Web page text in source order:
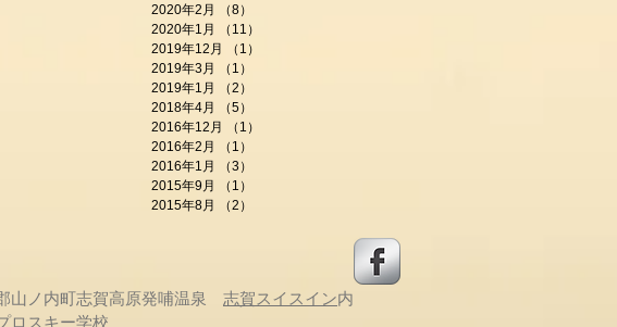
2020年2月
（8）
2020年1月
（11）
2019年12月
（1）
2019年3月
（1）
2019年1月
（2）
2018年4月
（5）
2016年12月
（1）
2016年2月
（1）
2016年1月
（3）
2015年9月
（1）
2015年8月
（2）
山ノ内町志賀高原発哺温泉 志賀スイスイン内
ロスキー学校